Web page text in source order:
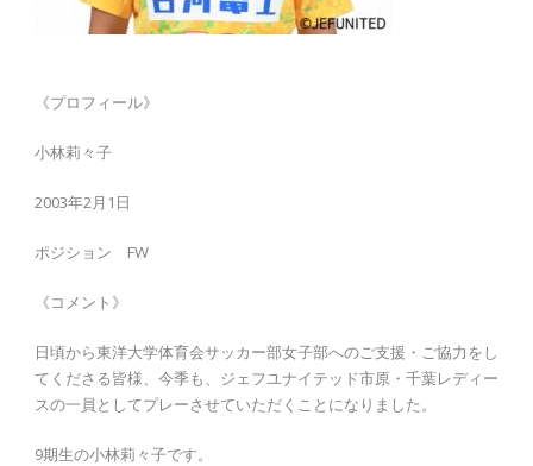
《プロフィール》
小林莉々子
2003年2月1日
ポジション FW
《コメント》
日頃から東洋大学体育会サッカー部女子部へのご支援・ご協力をし
てくださる皆様、今季も、ジェフユナイテッド市原・千葉レディー
スの一員としてプレーさせていただくことになりました。
9期生の小林莉々子です。